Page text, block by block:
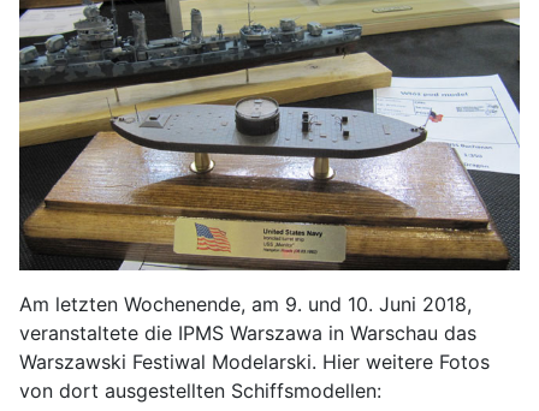
Am letzten Wochenende, am 9. und 10. Juni 2018,
veranstaltete die IPMS Warszawa in Warschau das
Warszawski Festiwal Modelarski. Hier weitere Fotos
von dort ausgestellten Schiffsmodellen: